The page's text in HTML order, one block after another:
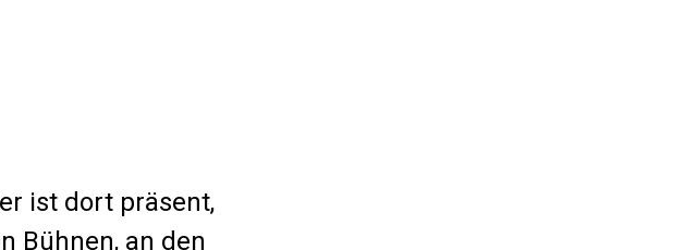
ist dort präsent,
Bühnen, an den